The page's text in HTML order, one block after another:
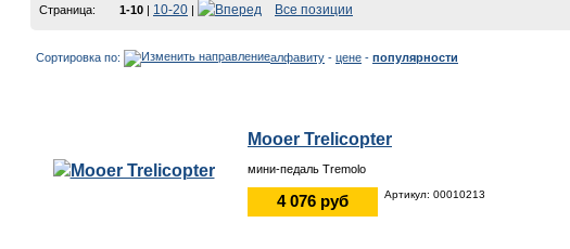
Страница: 1-10 | 10-20 | Все позиции
Сортировка по: алфавиту - цене - популярности
Mooer Trelicopter
мини-педаль Tremolo
4 076 руб Артикул: 00010213